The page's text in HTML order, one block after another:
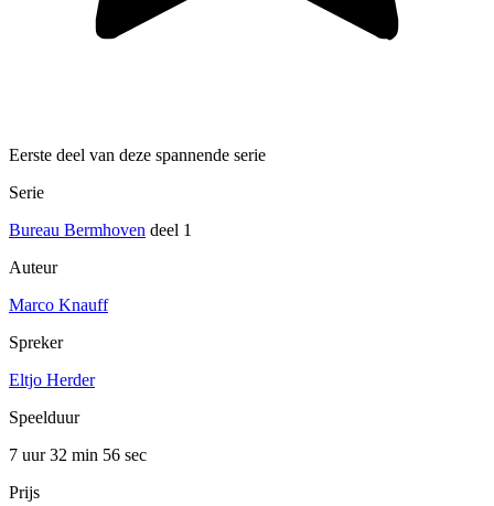
Eerste deel van deze spannende serie
Serie
Bureau Bermhoven deel 1
Auteur
Marco Knauff
Spreker
Eltjo Herder
Speelduur
7 uur 32 min 56 sec
Prijs